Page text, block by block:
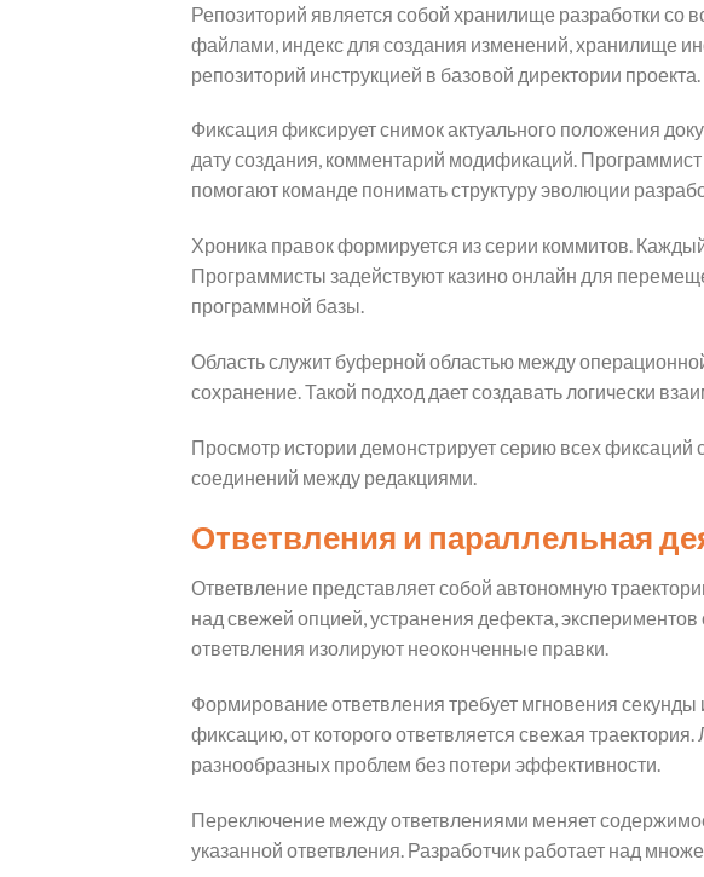
Репозиторий является собой хранилище разработки со
файлами, индекс для создания изменений, хранилище
репозиторий инструкцией в базовой директории проекта.
Фиксация фиксирует снимок актуального положения
дату создания, комментарий модификаций.
помогают команде понимать структуру эволюции
Хроника правок формируется из серии коммитов.
Программисты задействуют казино онлайн для
программной базы.
Область служит буферной областью между
сохранение. Такой подход дает создавать логически
Просмотр истории демонстрирует серию всех
соединений между редакциями.
Ответвления и параллельная
Ответвление представляет собой автономную
над свежей опцией, устранения дефекта,
ответвления изолируют неоконченные правки.
Формирование ответвления требует мгновения
фиксацию, от которого ответвляется свежая
разнообразных проблем без потери эффективности.
Переключение между ответвлениями меняет
указанной ответвления. Разработчик работает над